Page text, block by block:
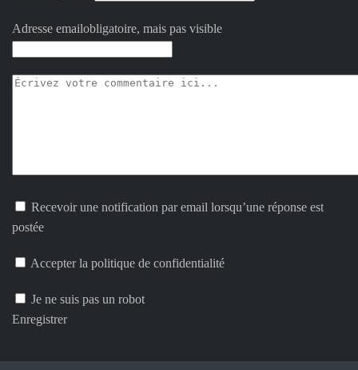
Adresse emailobligatoire, mais pas visible
Recevoir une notification par email lorsqu’une réponse est
postée
Accepter la politique de confidentialité
Je ne suis pas un robot
Enregistrer